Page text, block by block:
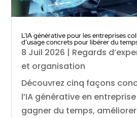
L’IA générative pour les entreprises
d’usage concrets pour libérer du
8 Juil 2026 | Regards
et organisation
Découvrez cinq façons
l’IA générative en
gagner du temps,